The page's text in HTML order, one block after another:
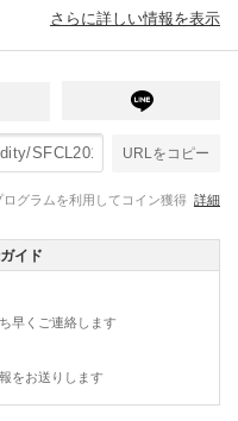
さらに詳しい情報を表示
URLをコピー
ログラムを利用してコイン獲得 詳細
イド
早くご連絡します
をお送りします